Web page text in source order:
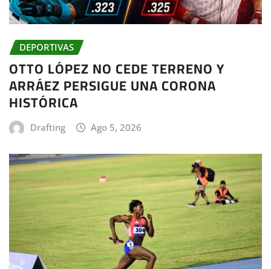
DEPORTIVAS
OTTO LÓPEZ NO CEDE TERRENO Y
ARRÁEZ PERSIGUE UNA CORONA
HISTÓRICA
Drafting Ago 5, 2026